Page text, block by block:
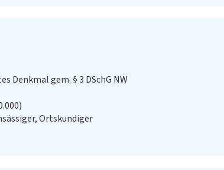
Denkmal gem. § 3 DSchG NW
Ortskundiger